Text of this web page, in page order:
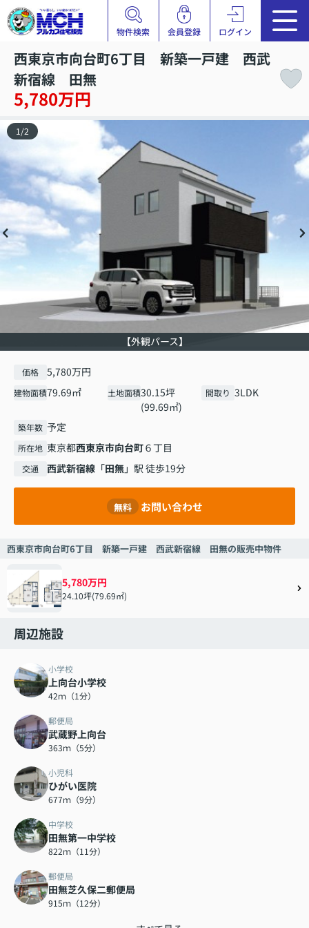
物件検索 会員登録 ログイン
西東京市向台町6丁目 新築一戸建 西武
新宿線 田無
5,780万円
【外観パース】
1 /2
価格 5,780万円
建物面積79.69㎡ 土地面積30.15坪
(99.69㎡)
間取り 3LDK
築年数 予定
所在地 東京都西東京市向台町６丁目
交通 西武新宿線 「田無」駅 徒歩19分
無料 お問い合わせ
西東京市向台町6丁目 新築一戸建 西武新宿線 田無の販売中物件
5,780万円
24.10坪(79.69㎡)
周辺施設
小学校
上向台小学校
42ｍ（1分）
郵便局
武蔵野上向台
363ｍ（5分）
小児科
ひがい医院
677ｍ（9分）
中学校
田無第一中学校
822ｍ（11分）
郵便局
田無芝久保二郵便局
915ｍ（12分）